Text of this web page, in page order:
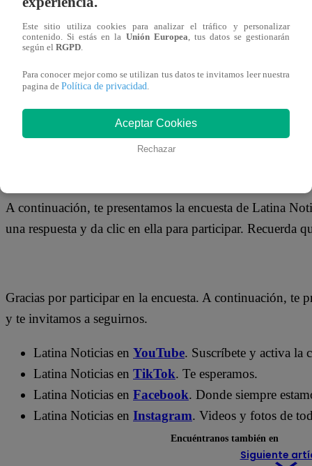
Redacción Latina Noticias
A continuación, te presentamos la encuesta de Latina
una respuesta y da clic en ella para participar. Recuerda
Gracias por participar en la encuesta. A continuación, te
y te invitamos a seguirnos.
Latina Noticias en YouTube. Suscríbete y activa la
Latina Noticias en TikTok. Te esperamos.
Latina Noticias en Facebook. Donde siempre
Latina Noticias en Instagram. Videos y fotos de
Siguiente
Este sitio utiliza cookies para analizar el tráfico y personalizar
contenido. Si estás en la Unión Europea, tus datos se gestionarán
según el RGPD.
Para conocer mejor como se utilizan tus datos te invitamos leer nuestra
pagina de Política de privacidad.
Aceptar Cookies
Rechazar
Encuéntranos también en